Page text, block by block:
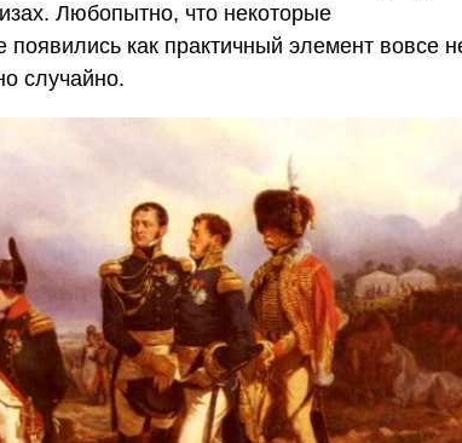
Любопытно, что некоторые
как практичный элемент вовсе
случайно.